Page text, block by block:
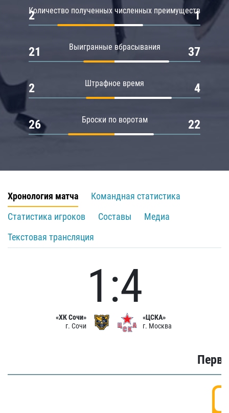
Количество полученных численных преимуществ
2 1
Выигранные вбрасывания
21 37
Штрафное время
2 4
Броски по воротам
26 22
Хронология матча
Командная статистика
Статистика игроков
Составы
Медиа
Текстовая трансляция
«ХК Сочи»
г. Сочи
1:4
«ЦСКА»
г. Москва